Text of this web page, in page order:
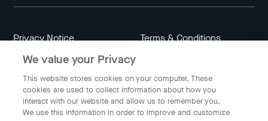
Privacy Notice Terms & Conditions
Data Attribution
Indonesia
We value your Privacy
This website stores cookies on your computer. These
cookies are used to collect information about how you
interact with our website and allow us to remember you.
We use this information in order to improve and customize